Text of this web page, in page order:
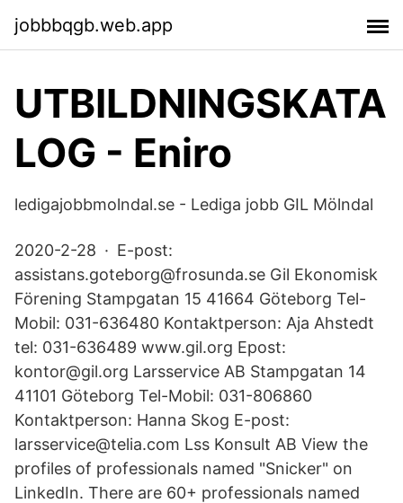
jobbbqgb.web.app
UTBILDNINGSKATA
LOG - Eniro
ledigajobbmolndal.se - Lediga jobb GIL Mölndal
2020-2-28 · E-post:
assistans.goteborg@frosunda.se Gil Ekonomisk
Förening Stampgatan 15 41664 Göteborg Tel-
Mobil: 031-636480 Kontaktperson: Aja Ahstedt
tel: 031-636489 www.gil.org Epost:
kontor@gil.org Larsservice AB Stampgatan 14
41101 Göteborg Tel-Mobil: 031-806860
Kontaktperson: Hanna Skog E-post:
larsservice@telia.com Lss Konsult AB View the
profiles of professionals named "Snicker" on
LinkedIn. There are 60+ professionals named